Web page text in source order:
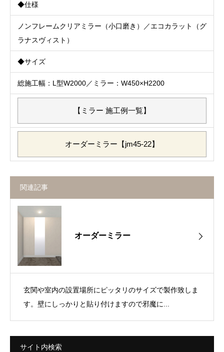
◆仕様
ノンフレームクリアミラー（小口磨き）／エコカラット（グ
ラナスヴィスト）
◆サイズ
総施工幅：L型W2000／ミラー：W450×H2200
【ミラー 施工例一覧】
オーダーミラー【jm45-22】
関連記事
オーダーミラー
玄関や室内の設置場所にピッタリのサイズで製作致しま
す。壁にしっかりと貼り付けますので邪魔に...
サイト内検索